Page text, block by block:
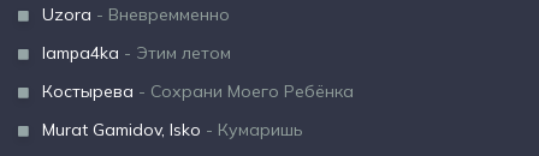
Uzora - Вневремменно
lampa4ka - Этим летом
Костырева - Сохрани Моего Ребёнка
Murat Gamidov, Isko - Кумаришь